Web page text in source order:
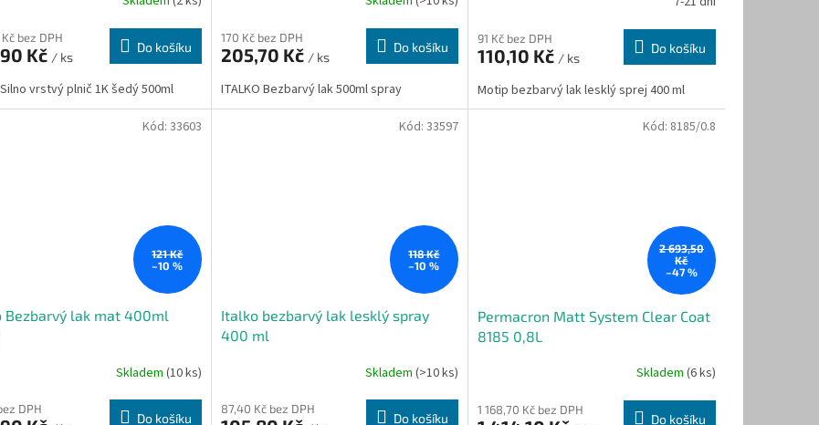
bez DPH
Kč / ks
Do košíku
Silno vrstvý plnič 1K šedý 500ml
170 Kč bez DPH
205,70 Kč / ks
Do košíku
ITALKO Bezbarvý lak 500ml spray
91 Kč bez DPH
110,10 Kč / ks
Do košíku
Motip bezbarvý lak lesklý sprej 400 ml
121 Kč
–10 %
Bezbarvý lak mat 400ml
Skladem (10 ks)
DPH
Do košíku
Kód: 33603
118 Kč
–10 %
Italko bezbarvý lak lesklý spray
400 ml
Skladem (>10 ks)
87,40 Kč bez DPH
Do košíku
Kód: 33597
2 693,50
Kč
–47 %
Permacron Matt System Clear Coat
8185 0,8L
Skladem (6 ks)
1 168,70 Kč bez DPH
Do košíku
Kód: 8185/0.8